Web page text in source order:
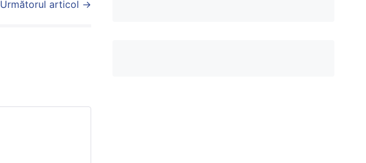
Următorul articol →